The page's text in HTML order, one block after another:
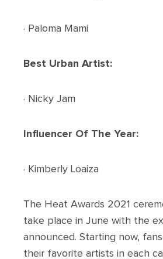
· Paloma Mami
Best Urban Artist:
· Nicky Jam
Influencer Of The Year:
· Kimberly Loaiza
The Heat Awards 2021
take place in June with the
announced. Starting now,
their favorite artists in each